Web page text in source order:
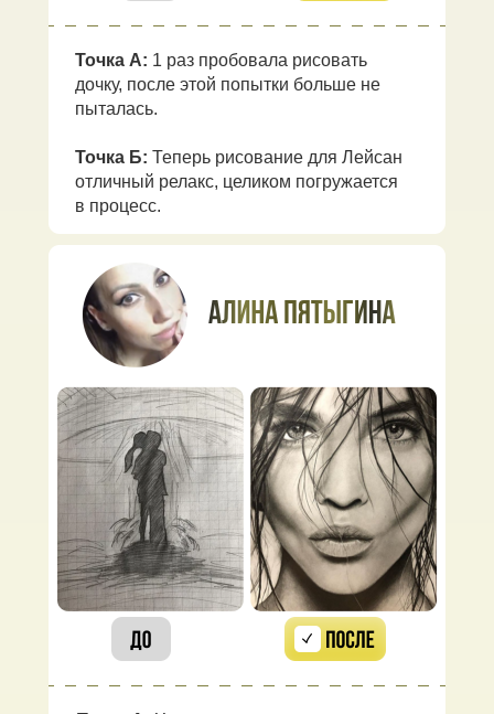
Точка А: 1 раз пробовала рисовать
дочку, после этой попытки больше не
пыталась.
Точка Б: Теперь рисование для Лейсан
отличный релакс, целиком погружается
в процесс.